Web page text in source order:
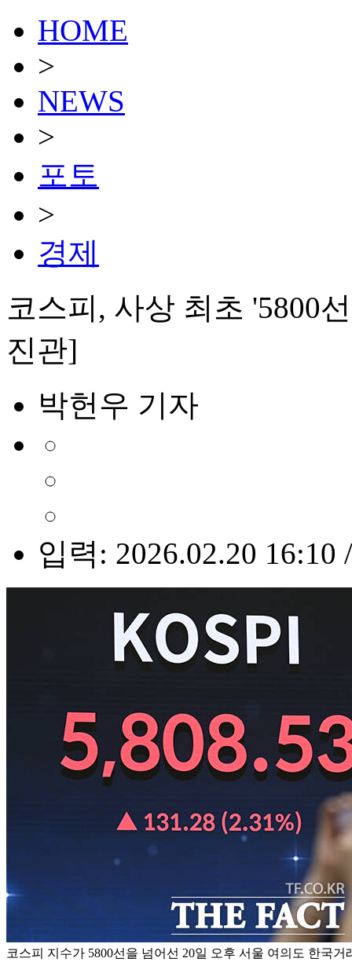
HOME
>
NEWS
>
포토
>
경제
코스피, 사상 최초 '5800
진관]
박헌우 기자
입력: 2026.02.20 16:10
코스피 지수가 5800선을 넘어선 20일 오후 서울 여의도 한국